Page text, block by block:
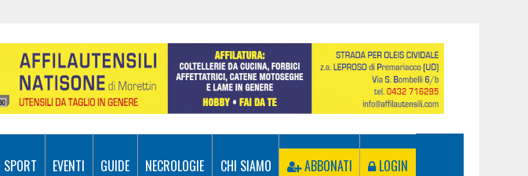
SPORT EVENTI GUIDE NECROLOGIE CHI SIAMO ABBONATI LOGIN